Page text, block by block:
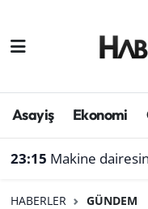
Asayiş Ekonomi
23:15 Makine
HABERLER GÜNDEM
Çevre
Aydın Hava
Süper Lig